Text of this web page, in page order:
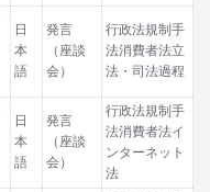
日
本
語
発言
（座談
会）
行政法規制手
法消費者法立
法・司法過程
日
本
語
発言
（座談
会）
行政法規制手
法消費者法イ
ンターネット
法